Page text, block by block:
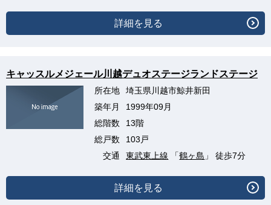
詳細を見る
キャッスルメジェール川越デュオステージランドステージ
所在地
埼玉県川越市鯨井新田
築年月
1999年09月
総階数
13階
総戸数
103戸
交通
東武東上線 「鶴ヶ島 」 徒歩7分
詳細を見る